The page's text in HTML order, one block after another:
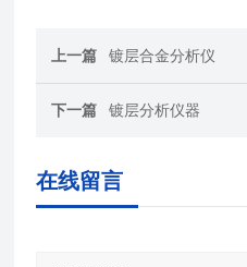
上一篇 镀层合金分析仪
下一篇 镀层分析仪器
在线留言